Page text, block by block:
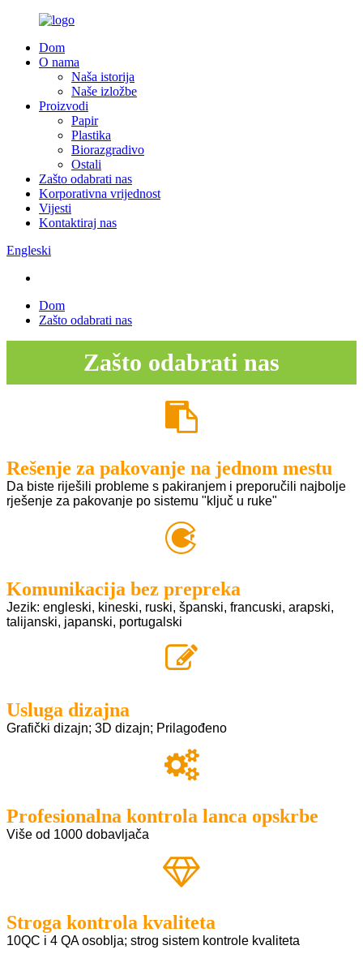
Dom
O nama
Naša istorija
Naše izložbe
Proizvodi
Papir
Plastika
Biorazgradivo
Ostali
Zašto odabrati nas
Korporativna vrijednost
Vijesti
Kontaktiraj nas
Engleski
Dom
Zašto odabrati nas
Zašto odabrati nas
Rešenje za pakovanje na jednom mestu
Da biste riješili probleme s pakiranjem i preporučili najbolje
rješenje za pakovanje po sistemu "ključ u ruke"
Komunikacija bez prepreka
Jezik: engleski, kineski, ruski, španski, francuski, arapski,
talijanski, japanski, portugalski
Usluga dizajna
Grafički dizajn; 3D dizajn; Prilagođeno
Profesionalna kontrola lanca opskrbe
Više od 1000 dobavljača
Stroga kontrola kvaliteta
10QC i 4 QA osoblja; strog sistem kontrole kvaliteta